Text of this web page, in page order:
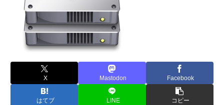
X Mastodon Facebook
はてブ LINE コピー